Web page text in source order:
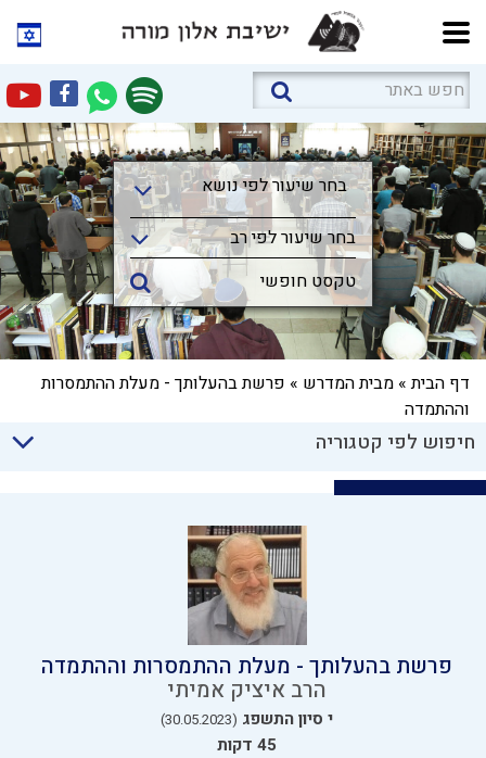
בחר שיעור לפי נושא
בחר שיעור לפי נושא
בחר שיעור לפי רב
דף הבית» מבית המדרש » פרשת בהעלותך - מעלת ההתמסרות
וההתמדה
חיפוש לפי קטגוריה
פרשת בהעלותך - מעלת ההתמסרות וההתמדה
הרב איציק אמיתי
י סיון התשפג (30.05.2023)
45 דקות